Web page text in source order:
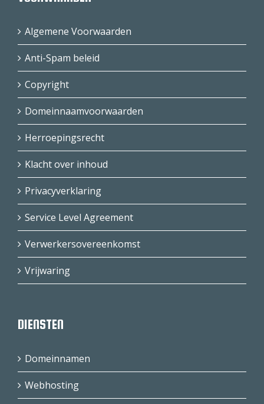
Algemene Voorwaarden
Anti-Spam beleid
Copyright
Domeinnaamvoorwaarden
Herroepingsrecht
Klacht over inhoud
Privacyverklaring
Service Level Agreement
Verwerkersovereenkomst
Vrijwaring
DIENSTEN
Domeinnamen
Webhosting